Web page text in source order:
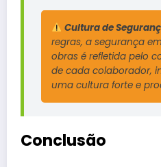
Cultura de
regras, a segurança
obras é refletida pelo
de cada colaborador,
uma cultura forte e
Conclusão